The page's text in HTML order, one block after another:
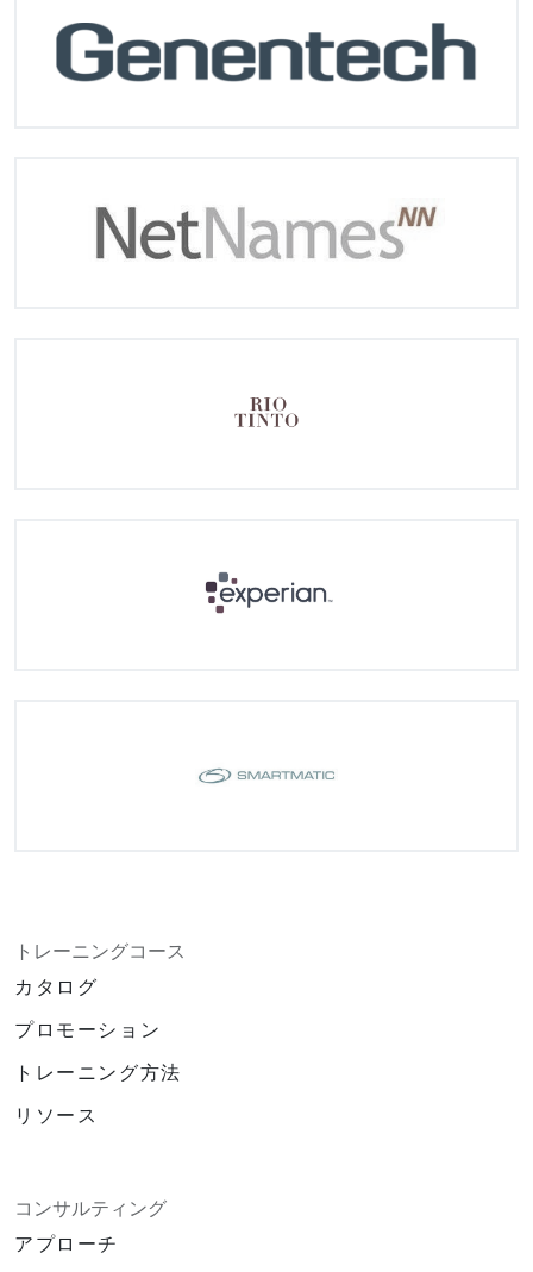
トレーニングコース
カタログ
プロモーション
トレーニング方法
リソース
コンサルティング
アプローチ